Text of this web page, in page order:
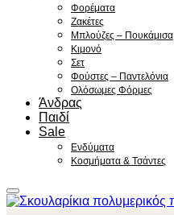
Φορέματα
Ζακέτες
Μπλούζες – Πουκάμισα
Κιμονό
Σετ
Φούστες – Παντελόνια
Ολόσωμες Φόρμες
Άνδρας
Παιδί
Sale
Ενδύματα
Κοσμήματα & Τσάντες